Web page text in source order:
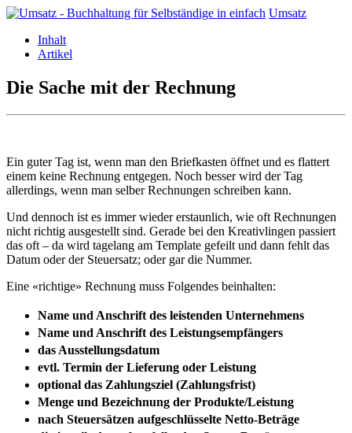
Umsatz
Inhalt
Artikel
Die Sache mit der Rechnung
Ein guter Tag ist, wenn man den Briefkasten öffnet und es flattert
einem keine Rechnung entgegen. Noch besser wird der Tag
allerdings, wenn man selber Rechnungen schreiben kann.
Und dennoch ist es immer wieder erstaunlich, wie oft Rechnungen
nicht richtig ausgestellt sind. Gerade bei den Kreativlingen passiert
das oft – da wird tagelang am Template gefeilt und dann fehlt das
Datum oder der Steuersatz; oder gar die Nummer.
Eine «richtige» Rechnung muss Folgendes beinhalten:
Name und Anschrift des leistenden Unternehmens​
Name und Anschrift des Leistungsempfängers​
das Ausstellungsdatum
evtl. Termin der Lieferung oder Leistung
optional das Zahlungsziel (Zahlungsfrist)
Menge und Bezeichnung der Produkte/Leistung​
nach Steuersätzen aufgeschlüsselte Netto-Beträge​